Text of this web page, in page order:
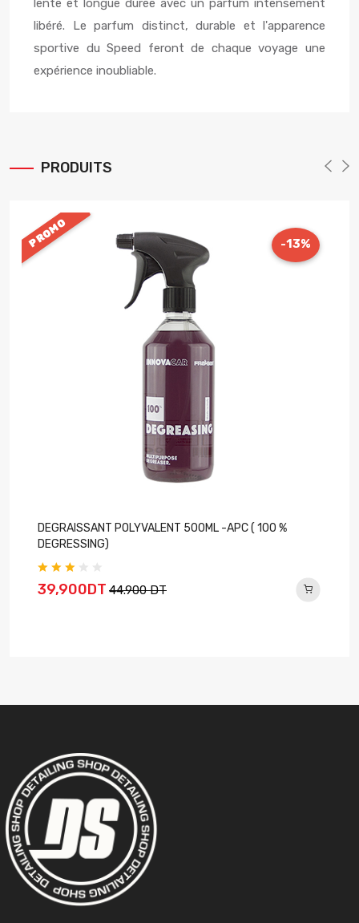
libéré. Le parfum distinct, durable et l'apparence
sportive du Speed ​​​​feront de chaque voyage une
expérience inoubliable.
PRODUITS
PROMO -13%
DEGRAISSANT POLYVALENT 500ML -APC ( 100 %
DEGRESSING)
39,900DT 44.900 DT